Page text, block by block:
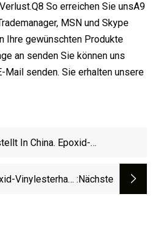
So erreichen Sie unsA9
MSN und Skype
Ihre gewünschten Produkte
an senden Sie können uns
Mail senden. Sie erhalten unsere
In China. Epoxid-
Vinylesterharz :nächste